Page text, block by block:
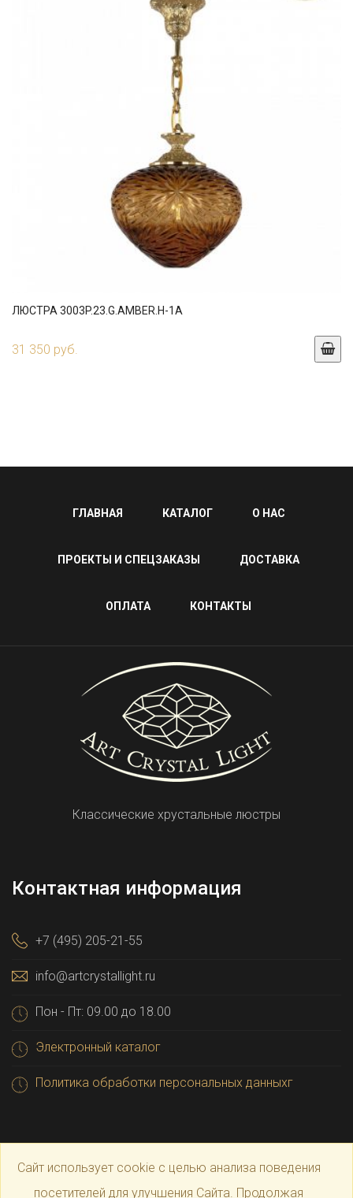
ЛЮСТРА 3003P.23.G.AMBER.H-1A
31 350 руб.
ГЛАВНАЯ КАТАЛОГ О НАС
ПРОЕКТЫ И СПЕЦЗАКАЗЫ ДОСТАВКА
ОПЛАТА КОНТАКТЫ
Классические хрустальные люстры
Контактная информация
+7 (495) 205-21-55
info@artcrystallight.ru
Пон - Пт: 09.00 до 18.00
Электронный каталог
Политика обработки персональных данныхг
Сайт использует cookie с целью анализа поведения
посетителей для улучшения Сайта. Продолжая